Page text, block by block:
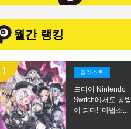
월간 랭킹
일러스트
드디어 Nintendo
Switch에서도 공범
이 되다! ‘마법소...